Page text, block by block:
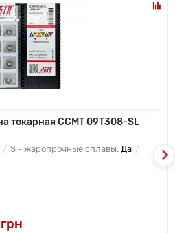
токарная CCMT 09T308-SL
S - жаропрочные сплавы: Да